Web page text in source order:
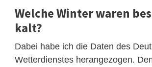
Welche Winter waren
kalt?
Dabei habe ich die Daten des
Wetterdienstes herangezogen.